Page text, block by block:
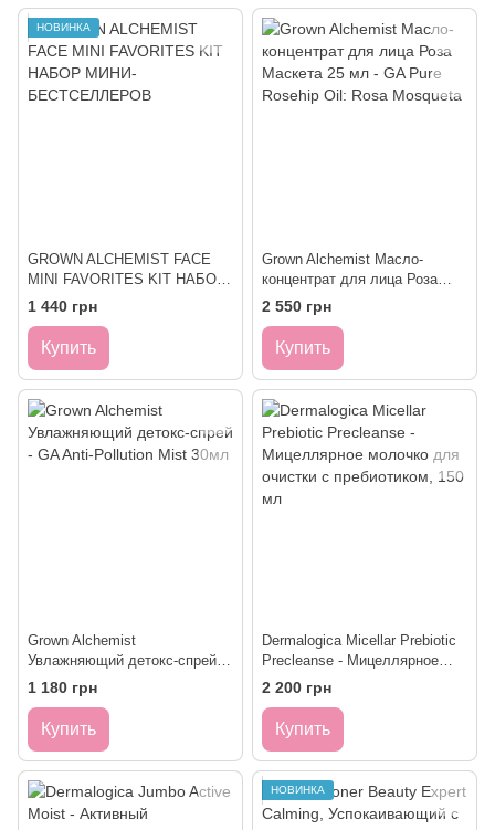
НОВИНКА
GROWN ALCHEMIST FACE
MINI FAVORITES KIT НАБОР
МИНИ-БЕСТСЕЛЛЕРОВ
1 440 грн
Купить
Grown Alchemist Масло-
концентрат для лица Роза
Маскета 25 мл - GA Pure
Rosehip Oil: Rosa Mosqueta
2 550 грн
Купить
Grown Alchemist
Увлажняющий детокс-спрей -
GA Anti-Pollution Mist 30мл
1 180 грн
Купить
Dermalogica Micellar Prebiotic
Precleanse - Мицеллярное
молочко для очистки с
пребиотиком, 150 мл
2 200 грн
Купить
НОВИНКА